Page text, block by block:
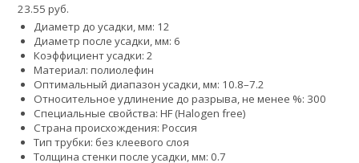
23.55 руб.
Диаметр до усадки, мм: 12
Диаметр после усадки, мм: 6
Коэффициент усадки: 2
Материал: полиолефин
Оптимальный диапазон усадки, мм: 10.8–7.2
Относительное удлинение до разрыва, не менее %: 300
Специальные свойства: HF (Halogen free)
Страна происхождения: Россия
Тип трубки: без клеевого слоя
Толщина стенки после усадки, мм: 0.7